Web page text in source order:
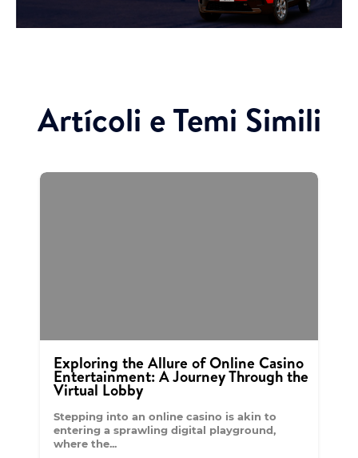
Artícoli e Temi Simili
Exploring the Allure of Online Casino
Entertainment: A Journey Through the
Virtual Lobby
Stepping into an online casino is akin to
entering a sprawling digital playground,
where the...